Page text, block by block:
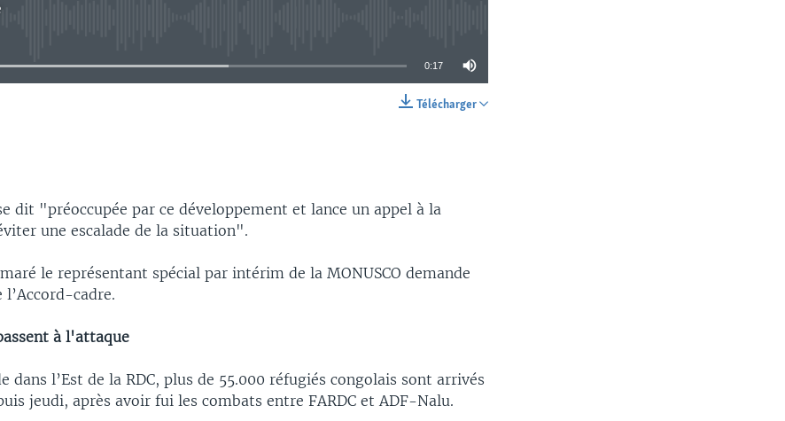
0:17
Télécharger
dit "préoccupée par ce développement et lance un appel à la
une escalade de la situation".
le représentant spécial par intérim de la MONUSCO demande
cadre.
à l'attaque
dans l’Est de la RDC, plus de 55.000 réfugiés congolais sont arrivés
jeudi, après avoir fui les combats entre FARDC et ADF-Nalu.